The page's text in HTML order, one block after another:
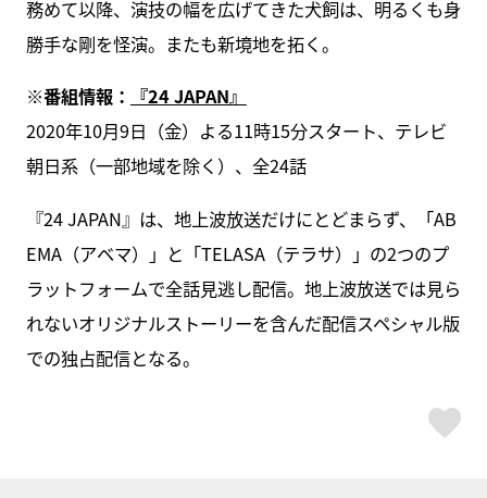
務めて以降、演技の幅を広げてきた犬飼は、明るくも身
勝手な剛を怪演。またも新境地を拓く。
※番組情報：
『24 JAPAN』
2020年10月9日（金）よる11時15分スタート、テレビ
朝日系（一部地域を除く）、全24話
『24 JAPAN』は、地上波放送だけにとどまらず、「AB
EMA（アベマ）」と「TELASA（テラサ）」の2つのプ
ラットフォームで全話見逃し配信。地上波放送では見ら
れないオリジナルストーリーを含んだ配信スペシャル版
での独占配信となる。